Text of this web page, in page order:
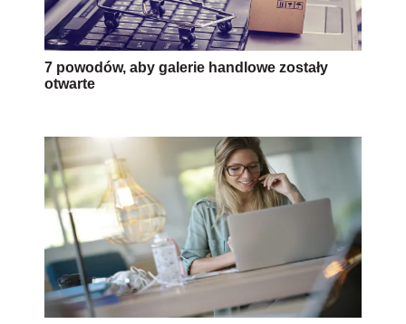
7 powodów, aby galerie handlowe zostały
otwarte